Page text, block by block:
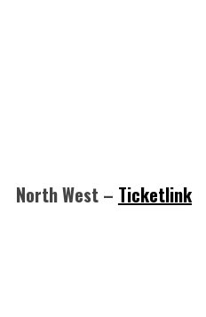
North West – Ticketlink